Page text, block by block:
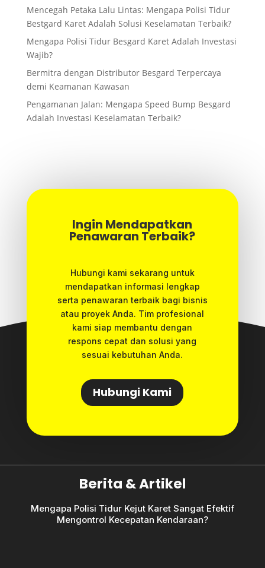
Mencegah Petaka Lalu Lintas: Mengapa Polisi Tidur
Bestgard Karet Adalah Solusi Keselamatan Terbaik?
Mengapa Polisi Tidur Besgard Karet Adalah Investasi
Wajib?
Bermitra dengan Distributor Besgard Terpercaya
demi Keamanan Kawasan
Pengamanan Jalan: Mengapa Speed Bump Besgard
Adalah Investasi Keselamatan Terbaik?
Ingin Mendapatkan
Penawaran Terbaik?
Hubungi kami sekarang untuk
mendapatkan informasi lengkap
serta penawaran terbaik bagi bisnis
atau proyek Anda. Tim profesional
kami siap membantu dengan
respons cepat dan solusi yang
sesuai kebutuhan Anda.
Hubungi Kami
Berita & Artikel
Mengapa Polisi Tidur Kejut Karet Sangat Efektif
Mengontrol Kecepatan Kendaraan?